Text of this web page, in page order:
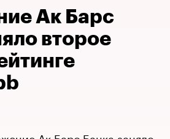
Ак Барс
второе